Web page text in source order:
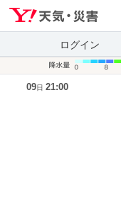
ログイン
09日 21:00